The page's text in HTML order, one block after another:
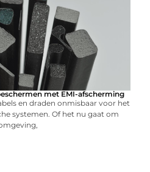
met EMI-afscherming
en draden onmisbaar voor het
systemen. Of het nu gaat om